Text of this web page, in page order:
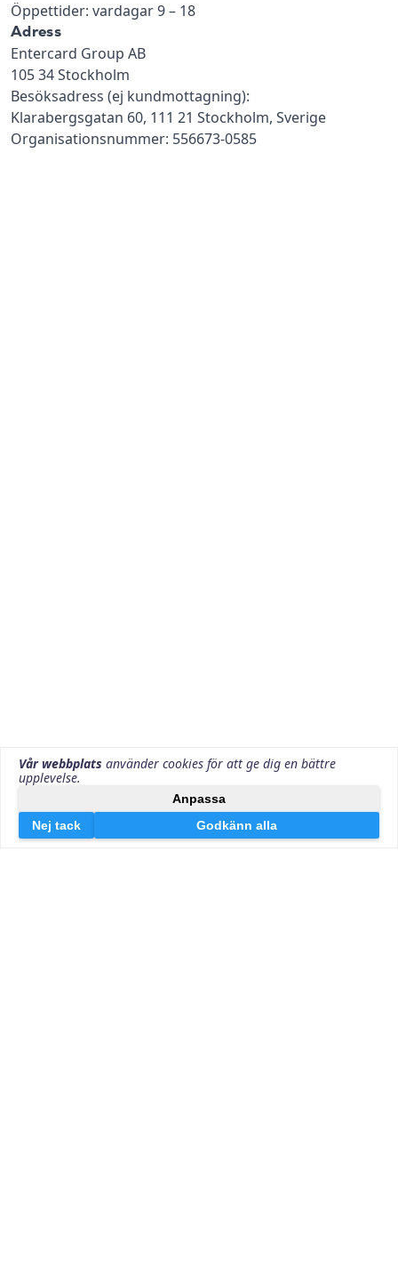
Öppettider: vardagar 9 – 18
Adress
Entercard Group AB
105 34 Stockholm
Besöksadress (ej kundmottagning):
Klarabergsgatan 60, 111 21 Stockholm, Sverige
Organisationsnummer: 556673-0585